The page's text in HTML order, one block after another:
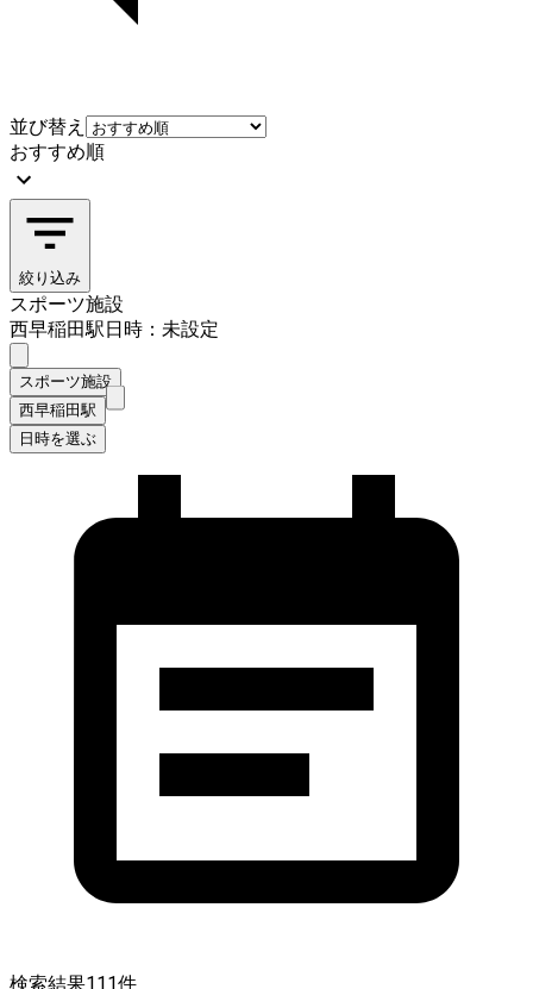
並び替え
おすすめ順
絞り込み
スポーツ施設
西早稲田駅日時：未設定
スポーツ施設
西早稲田駅
日時を選ぶ
検索結果111件